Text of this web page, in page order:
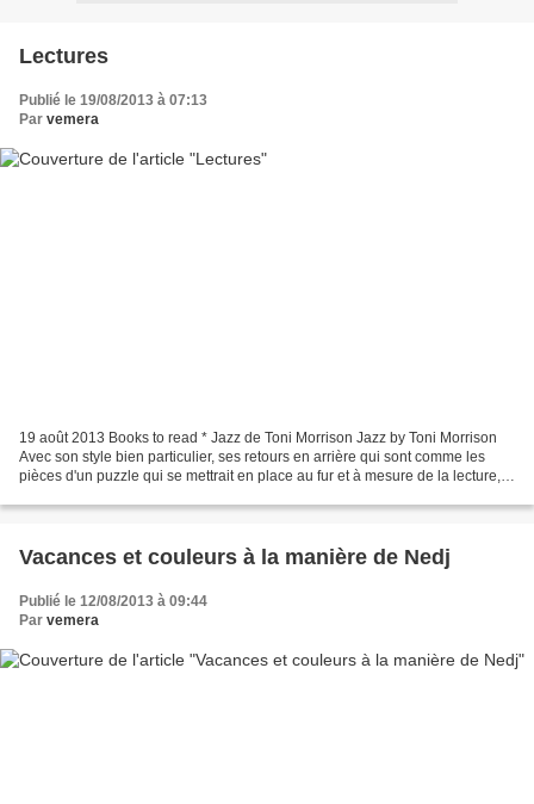
Lectures
Publié le 19/08/2013 à 07:13
Par vemera
19 août 2013 Books to read * Jazz de Toni Morrison Jazz by Toni Morrison
Avec son style bien particulier, ses retours en arrière qui sont comme les
pièces d'un puzzle qui se mettrait en place au fur et à mesure de la lecture,
Vacances et couleurs à la manière de Nedj
Publié le 12/08/2013 à 09:44
Par vemera